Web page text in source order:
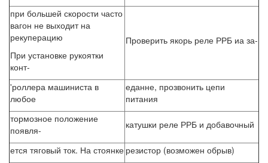
при большей скорости часто
вагон не выходит на
рекуперацию
При установке рукоятки
конт-
Проверить якорь реле РРБ иа за-
'роллера машиниста в
любое
еданне, прозвонить цепи
питания
тормозное положение
появля-
катушки реле РРБ и добавочный
ется тяговый ток. На стоянке резистор (возможен обрыв)